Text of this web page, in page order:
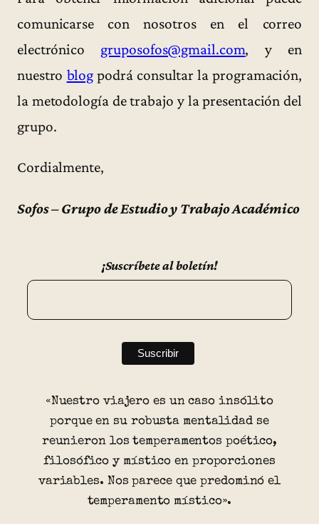
comunicarse con nosotros en el correo
electrónico gruposofos@gmail.com, y en
nuestro blog podrá consultar la programación,
la metodología de trabajo y la presentación del
grupo.
Cordialmente,
Sofos – Grupo de Estudio y Trabajo Académico
¡Suscríbete al boletín!
«Nuestro viajero es un caso insólito
porque en su robusta mentalidad se
reunieron los temperamentos poético,
filosófico y místico en proporciones
variables. Nos parece que predominó el
temperamento místico».